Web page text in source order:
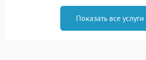
Показать все услуги